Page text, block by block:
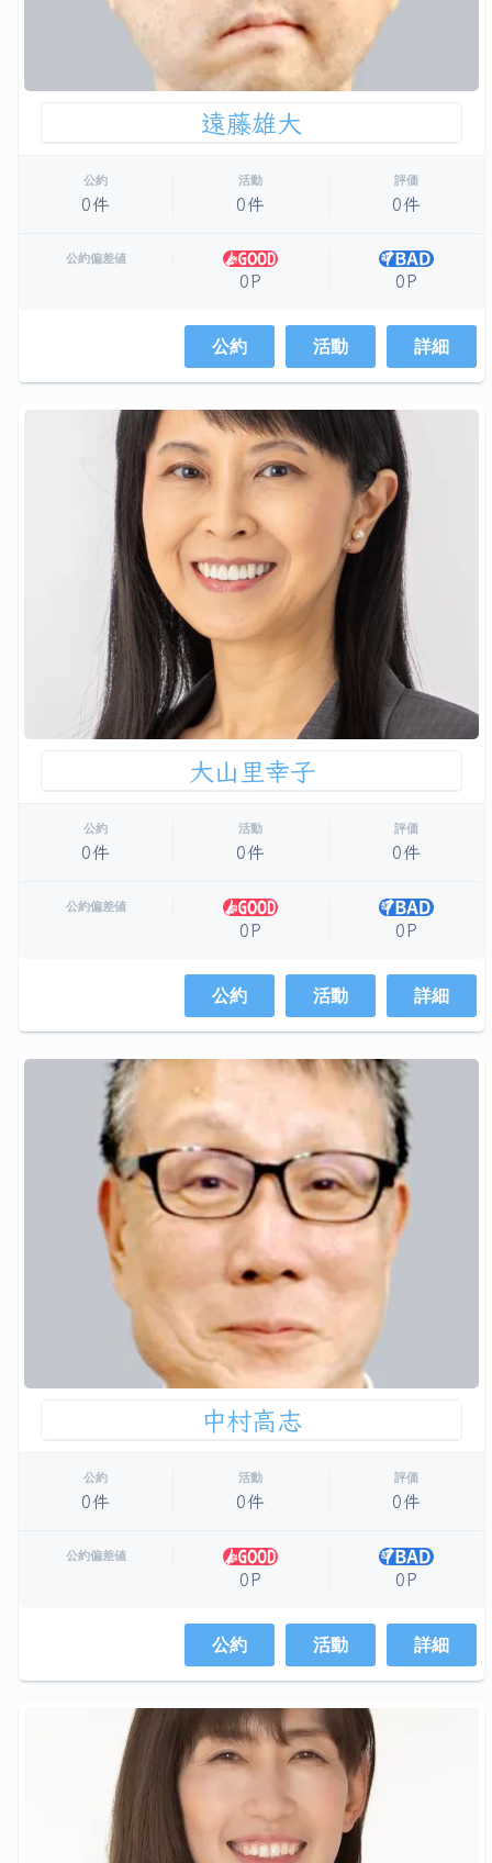
遠藤雄大
公約
0件
活動
0件
評価
0件
公約偏差値
0P 0P
公約 活動 詳細
大山里幸子
公約
0件
活動
0件
評価
0件
公約偏差値
0P 0P
公約 活動 詳細
中村高志
公約
0件
活動
0件
評価
0件
公約偏差値
0P 0P
公約 活動 詳細